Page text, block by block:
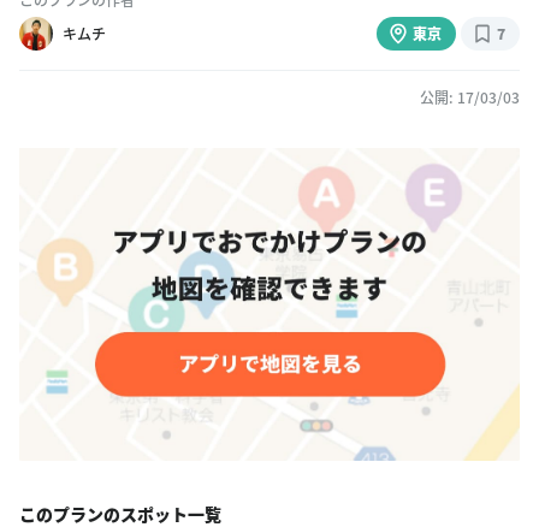
キムチ
東京 7
公開: 17/03/03
このプランのスポット一覧